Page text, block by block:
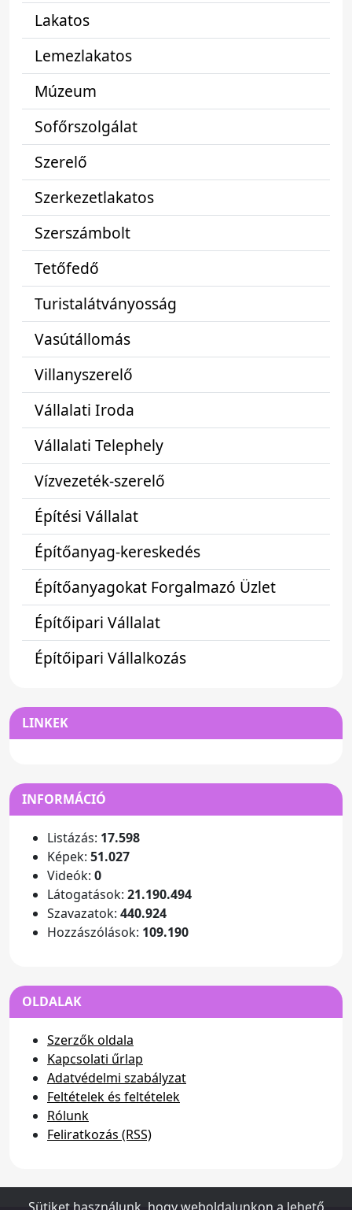
Lakatos
Lemezlakatos
Múzeum
Sofőrszolgálat
Szerelő
Szerkezetlakatos
Szerszámbolt
Tetőfedő
Turistalátványosság
Vasútállomás
Villanyszerelő
Vállalati Iroda
Vállalati Telephely
Vízvezeték-szerelő
Építési Vállalat
Építőanyag-kereskedés
Építőanyagokat Forgalmazó Üzlet
Építőipari Vállalat
Építőipari Vállalkozás
LINKEK
INFORMÁCIÓ
Listázás: 17.598
Képek: 51.027
Videók: 0
Látogatások: 21.190.494
Szavazatok: 440.924
Hozzászólások: 109.190
OLDALAK
Szerzők oldala
Kapcsolati űrlap
Adatvédelmi szabályzat
Feltételek és feltételek
Rólunk
Feliratkozás (RSS)